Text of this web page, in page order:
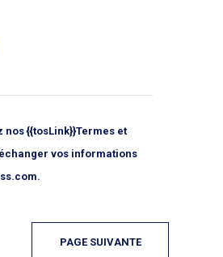
{{tosLink}}Termes et
vos informations
PAGE SUIVANTE